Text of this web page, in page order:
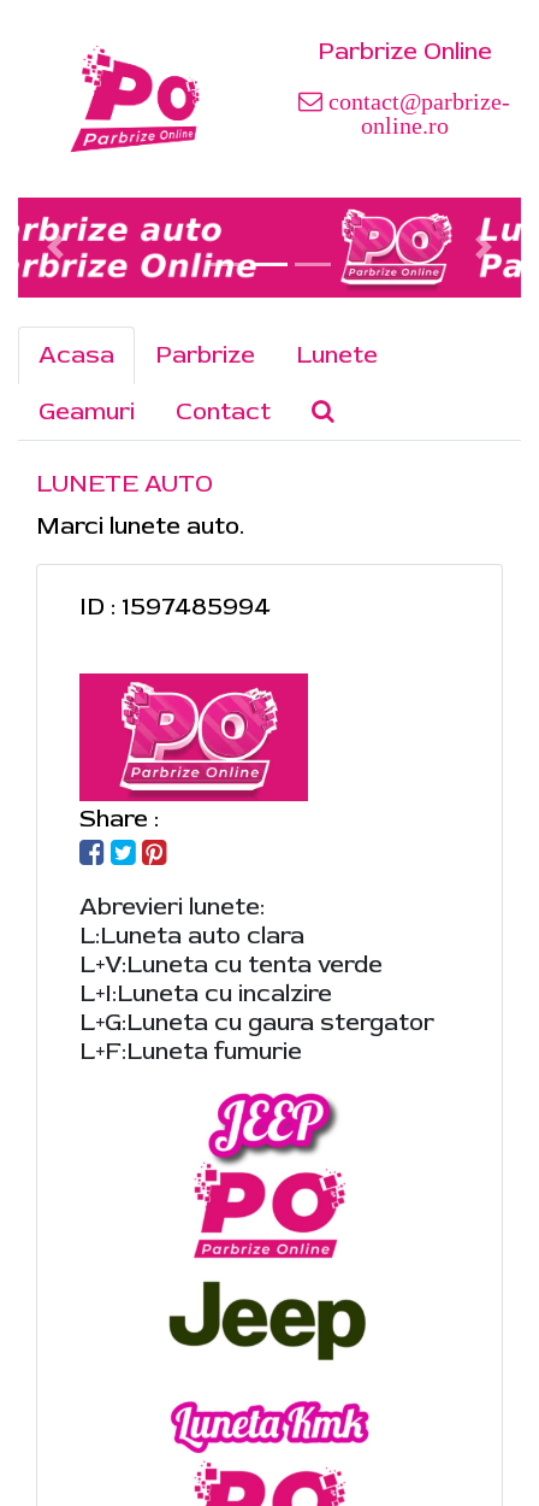
Parbrize Online
contact@parbrize-
online.ro
Acasa Parbrize
Lunete
Geamuri
Contact
LUNETE AUTO
Marci lunete auto.
ID : 1597485994
Share :
Abrevieri lunete:
L:Luneta auto clara
L+V:Luneta cu tenta verde
L+I:Luneta cu incalzire
L+G:Luneta cu gaura stergator
L+F:Luneta fumurie